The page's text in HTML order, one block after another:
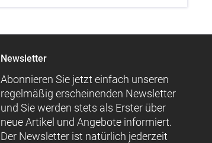
Newsletter
Abonnieren Sie jetzt einfach unseren
regelmäßig erscheinenden Newsletter
und Sie werden stets als Erster über
neue Artikel und Angebote informiert.
Der Newsletter ist natürlich jederzeit